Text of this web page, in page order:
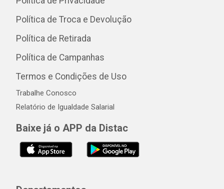
Política de Troca e Devolução
Política de Retirada
Política de Campanhas
Termos e Condições de Uso
Trabalhe Conosco
Relatório de Igualdade Salarial
Baixe já o APP da Distac